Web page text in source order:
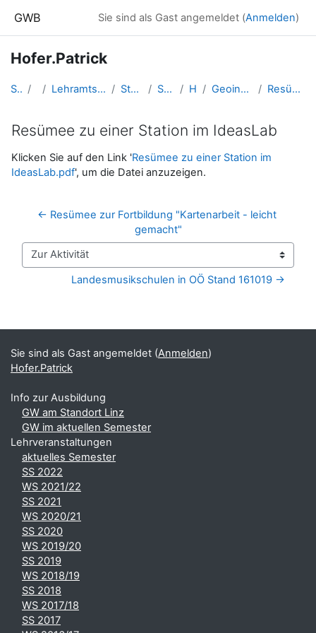
GWB Sie sind als Gast angemeldet (Anmelden)
Hofer.Patrick
Startseite Kurse Lehramtsausbildung GW im Cluster Österreich Mitte Studentische Lernkurse Studienbeginn 2016 Hofer.Patrick Geoinformation und Geokommunikation Resümee zu einer Station im IdeasLab
Resümee zu einer Station im IdeasLab
Abschlussbedingungen
Klicken Sie auf den Link 'Resümee zu einer Station im
IdeasLab.pdf', um die Datei anzuzeigen.
← Resümee zur Fortbildung "Kartenarbeit - leicht
gemacht"
Zur Aktivität
Landesmusikschulen in OÖ Stand 161019 →
Ergänzungsblöcke
Sie sind als Gast angemeldet (Anmelden)
Hofer.Patrick
Info zur Ausbildung
GW am Standort Linz
GW im aktuellen Semester
Lehrveranstaltungen
aktuelles Semester
SS 2022
WS 2021/22
SS 2021
WS 2020/21
SS 2020
WS 2019/20
SS 2019
WS 2018/19
SS 2018
WS 2017/18
SS 2017